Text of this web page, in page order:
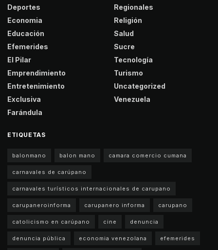
Deportes
Economia
Educación
Efemerides
El Pilar
Emprendimiento
Entretenimiento
Exclusiva
Farándula
Regionales
Religión
Salud
Sucre
Tecnología
Turismo
Uncategorized
Venezuela
ETIQUETAS
balonmano balon mano camara comercio cumana
carnavales de carúpano
carnavales turísticos internacionales de carupano
carupaneroinforma carupanero informa carupano
catolicismo en carúpano cine denuncia
denuncia pública economia venezolana efemerides